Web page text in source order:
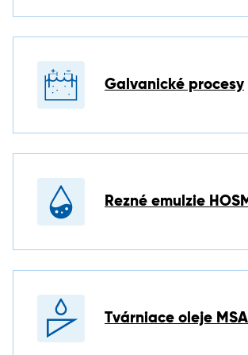
Galvanické procesy
Rezné emulzie
Tvárniace oleje MSA